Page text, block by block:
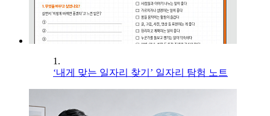
1.
‘내게 맞는 일자리 찾기’ 일자리 탐험 노트